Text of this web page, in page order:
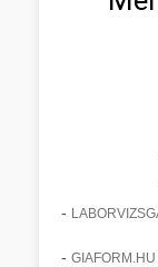
-
-